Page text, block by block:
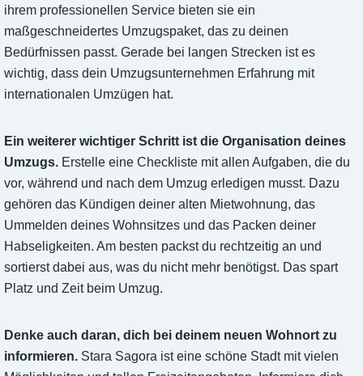
ihrem professionellen Service bieten sie ein
maßgeschneidertes Umzugspaket, das zu deinen
Bedürfnissen passt. Gerade bei langen Strecken ist es
wichtig, dass dein Umzugsunternehmen Erfahrung mit
internationalen Umzügen hat.
Ein weiterer wichtiger Schritt ist die Organisation deines
Umzugs. Erstelle eine Checkliste mit allen Aufgaben, die du
vor, während und nach dem Umzug erledigen musst. Dazu
gehören das Kündigen deiner alten Mietwohnung, das
Ummelden deines Wohnsitzes und das Packen deiner
Habseligkeiten. Am besten packst du rechtzeitig an und
sortierst dabei aus, was du nicht mehr benötigst. Das spart
Platz und Zeit beim Umzug.
Denke auch daran, dich bei deinem neuen Wohnort zu
informieren. Stara Sagora ist eine schöne Stadt mit vielen